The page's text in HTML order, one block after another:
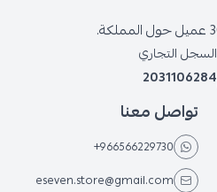
السجل التجاري
2031106284
تواصل معنا
+966566229730
eseven.store@gmail.com